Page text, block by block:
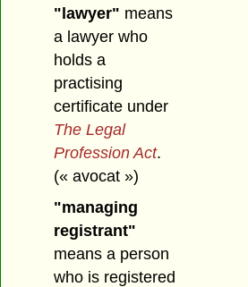
"lawyer" means
a lawyer who
holds a
practising
certificate under
The Legal
Profession Act.
(« avocat »)
"managing
registrant"
means a person
who is registered